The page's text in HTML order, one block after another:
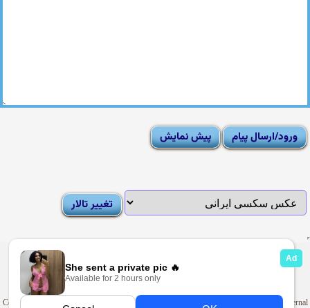
News Rules | Moderator List
Sexy Pictures Archive | Adult Forums
Copyright © 2009-2025 . Looti Forums is not responsible for the content of external